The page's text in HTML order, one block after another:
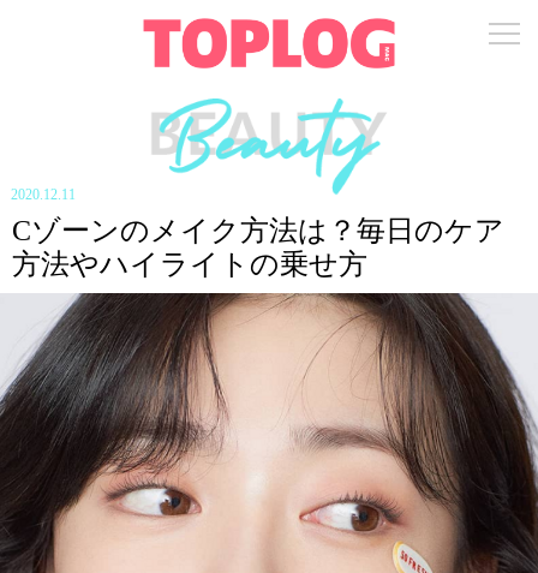
2020.12.11
Cゾーンのメイク方法は？毎日のケア
方法やハイライトの乗せ方